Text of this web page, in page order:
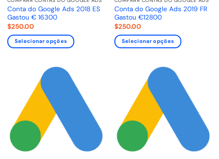
Conta do Google Ads 2018 ES
Gastou € 16300
$250.00
Selecionar opções
Conta do Google Ads 2019 FR
Gastou €12800
$250.00
Selecionar opções